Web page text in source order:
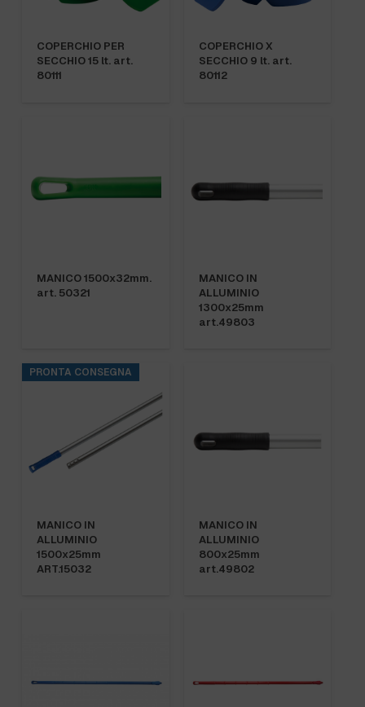
COPERCHIO PER
SECCHIO 15 lt. art.
80111
COPERCHIO X
SECCHIO 9 lt. art.
80112
MANICO 1500x32mm.
art. 50321
MANICO IN
ALLUMINIO
1300x25mm
art.49803
PRONTA CONSEGNA
MANICO IN
ALLUMINIO
1500x25mm
ART.15032
MANICO IN
ALLUMINIO
800x25mm
art.49802